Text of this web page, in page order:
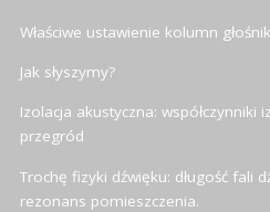
Właściwe ustawienie kolumn
Jak słyszymy?
Izolacja akustyczna: współczynniki
przegród
Trochę fizyki dźwięku: długość fali
rezonans pomieszczenia.